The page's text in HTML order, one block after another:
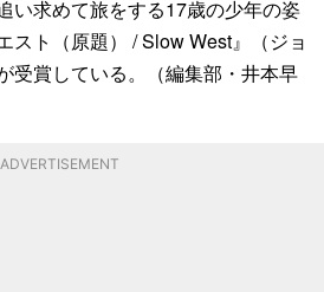
い求めて旅をする17歳の少年の姿
スト（原題） / Slow West』（ジョ
受賞している。（編集部・井本早
ADVERTISEMENT